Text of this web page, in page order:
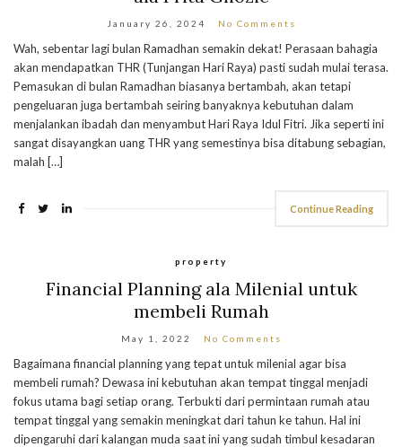
January 26, 2024 No Comments
Wah, sebentar lagi bulan Ramadhan semakin dekat! Perasaan bahagia
akan mendapatkan THR (Tunjangan Hari Raya) pasti sudah mulai terasa.
Pemasukan di bulan Ramadhan biasanya bertambah, akan tetapi
pengeluaran juga bertambah seiring banyaknya kebutuhan dalam
menjalankan ibadah dan menyambut Hari Raya Idul Fitri. Jika seperti ini
sangat disayangkan uang THR yang semestinya bisa ditabung sebagian,
malah […]
Continue Reading
property
Financial Planning ala Milenial untuk
membeli Rumah
May 1, 2022 No Comments
Bagaimana financial planning yang tepat untuk milenial agar bisa
membeli rumah? Dewasa ini kebutuhan akan tempat tinggal menjadi
fokus utama bagi setiap orang. Terbukti dari permintaan rumah atau
tempat tinggal yang semakin meningkat dari tahun ke tahun. Hal ini
dipengaruhi dari kalangan muda saat ini yang sudah timbul kesadaran